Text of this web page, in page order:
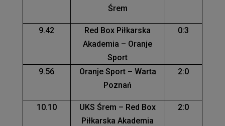
Śrem
9.42
Red Box Piłkarska
Akademia – Oranje
Sport
0:3
9.56
Oranje Sport – Warta
Poznań
2:0
10.10
UKS Śrem – Red Box
Piłkarska Akademia
2:0